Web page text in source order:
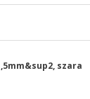
szara